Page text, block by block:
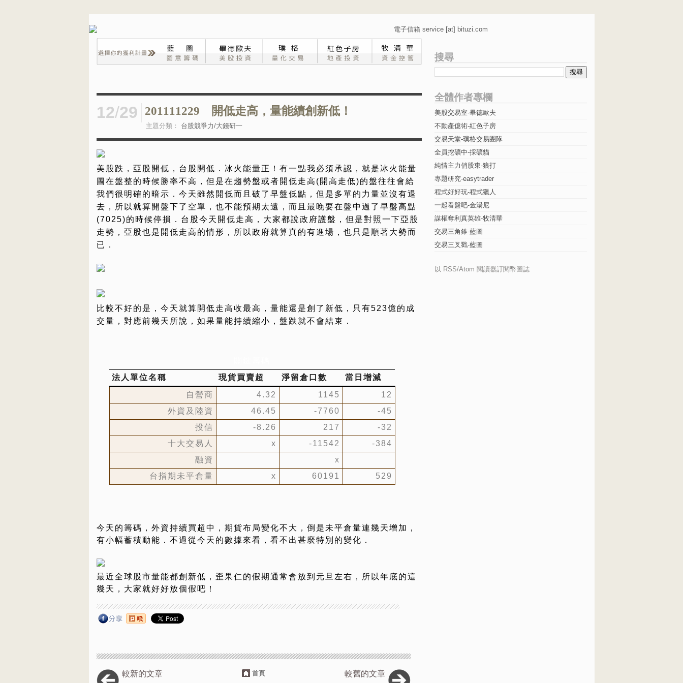
電子信箱 service [at] bituzi.com
12/29 201111229 開低走高，量能續創新低！
主題分類： 台股競爭力/大錢研一
美股跌，亞股開低，台股開低．冰火能量正！有一點我必須承認，就是冰火能量
圖在盤整的時候勝率不高，但是在趨勢盤或者開低走高(開高走低)的盤往往會給
我們很明確的暗示．今天雖然開低而且破了早盤低點，但是多單的力量並沒有退
去，所以就算開盤下了空單，也不能預期太遠，而且最晚要在盤中過了早盤高點
(7025)的時候停損．台股今天開低走高，大家都說政府護盤，但是對照一下亞股
走勢，亞股也是開低走高的情形，所以政府就算真的有進場，也只是順著大勢而
已．
比較不好的是，今天就算開低走高收最高，量能還是創了新低，只有523億的成
交量，對應前幾天所說，如果量能持續縮小，盤跌就不會結束．
法人單位名稱
現貨買賣超 淨留倉口數
當日增減
自營商
4.32 1145
12
外資及陸資
46.45 -7760
-45
投信
-8.26 217
-32
十大交易人
x -11542
-384
融資
x
台指期未平倉量
x 60191 529
今天的籌碼，外資持續買超中，期貨布局變化不大，倒是未平倉量連幾天增加，
有小幅蓄積動能．不過從今天的數據來看，看不出甚麼特別的變化．
最近全球股市量能都創新低，歪果仁的假期通常會放到元旦左右，所以年底的這
幾天，大家就好好放個假吧！
較新的文章 較舊的文章
首頁
搜尋
全體作者專欄
美股交易室-畢德歐夫
不動產億術-紅色子房
交易天堂-璞格交易團隊
全員挖礦中-採礦貓
純情主力俏股東-狼打
專題研究-easytrader
程式好好玩-程式獵人
一起看盤吧-金湯尼
謀權奪利真英雄-牧清華
交易三角錐-藍圖
交易三叉戳-藍圖
以 RSS/Atom 閱讀器訂閱幣圖誌